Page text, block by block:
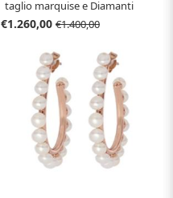
taglio marquise e Diamanti
€1.260,00 €1.400,00